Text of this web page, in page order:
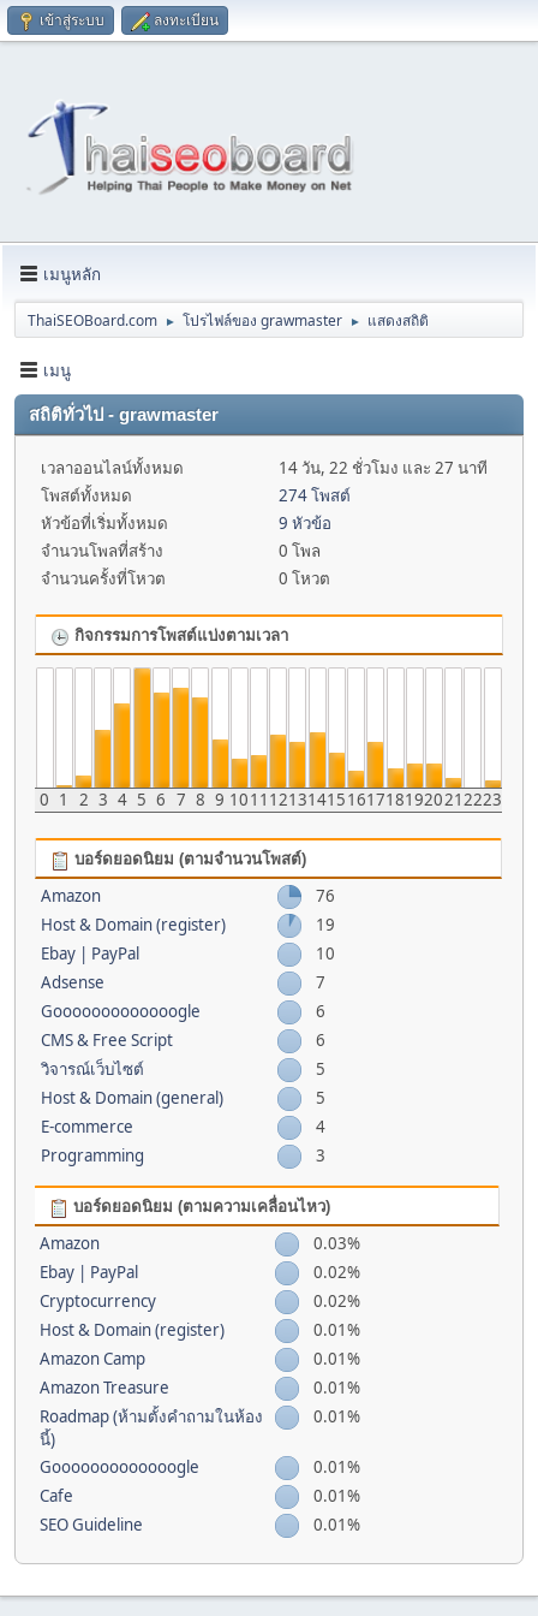
เข้าสู่ระบบ ลงทะเบียน
เมนูหลัก
ThaiSEOBoard.com ► โปรไฟล์ของ grawmaster ► แสดงสถิติ
เมนู
สถิติทั่วไป - grawmaster
เวลาออนไลน์ทั้งหมด
14 วัน, 22 ชั่วโมง และ 27 นาที
โพสต์ทั้งหมด
274 โพสต์
หัวข้อที่เริ่มทั้งหมด
9 หัวข้อ
จำนวนโพลที่สร้าง
0 โพล
จำนวนครั้งที่โหวต
0 โหวต
กิจกรรมการโพสต์แบ่งตามเวลา
0 1 2 3 4 5 6 7 8 9 1011 121314151617181920212223
บอร์ดยอดนิยม (ตามจำนวนโพสต์)
Amazon
76
Host & Domain (register)
19
Ebay | PayPal
10
Adsense
7
Gooooooooooooogle
6
CMS & Free Script
6
วิจารณ์เว็บไซต์
5
Host & Domain (general)
5
E-commerce
4
Programming
3
บอร์ดยอดนิยม (ตามความเคลื่อนไหว)
Amazon
0.03%
Ebay | PayPal
0.02%
Cryptocurrency
0.02%
Host & Domain (register)
0.01%
Amazon Camp
0.01%
Amazon Treasure
0.01%
Roadmap (ห้ามตั้งคำถามในห้อง
นี้)
0.01%
Gooooooooooooogle
0.01%
Cafe
0.01%
SEO Guideline
0.01%